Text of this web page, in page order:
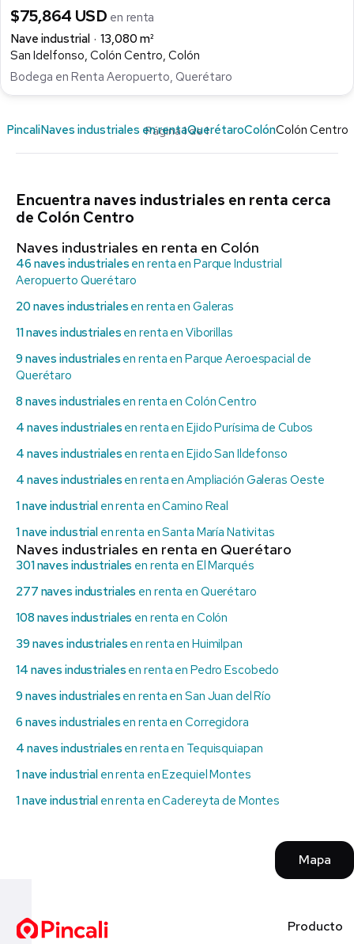
$75,864 USD en renta
Nave industrial
13,080 m²
San Idelfonso, Colón Centro, Colón
Bodega en Renta Aeropuerto, Querétaro
Página 1 de 1
PincaliNaves industriales en rentaQuerétaroColónColón Centro
Encuentra naves industriales en renta cerca
de Colón Centro
Naves industriales en renta en Colón
46 naves industriales en renta en Parque Industrial
Aeropuerto Querétaro
20 naves industriales en renta en Galeras
11 naves industriales en renta en Viborillas
9 naves industriales en renta en Parque Aeroespacial de
Querétaro
8 naves industriales en renta en Colón Centro
4 naves industriales en renta en Ejido Purísima de Cubos
4 naves industriales en renta en Ejido San Ildefonso
4 naves industriales en renta en Ampliación Galeras Oeste
1 nave industrialen renta en Camino Real
1 nave industrialen renta en Santa María Nativitas
Naves industriales en renta en Querétaro
301 naves industriales en renta en El Marqués
277 naves industriales en renta en Querétaro
108 naves industriales en renta en Colón
39 naves industriales en renta en Huimilpan
14 naves industriales en renta en Pedro Escobedo
9 naves industriales en renta en San Juan del Río
6 naves industriales en renta en Corregidora
4 naves industriales en renta en Tequisquiapan
1 nave industrialen renta en Ezequiel Montes
1 nave industrialen renta en Cadereyta de Montes
Mapa
Producto